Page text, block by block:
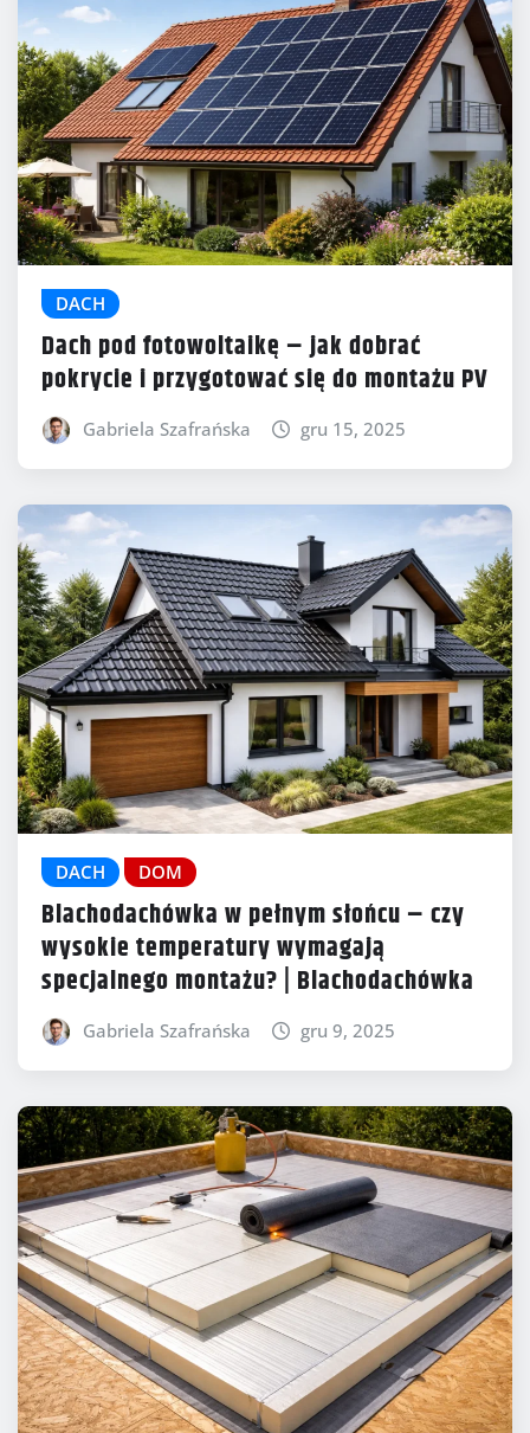
DACH
Dach pod fotowoltaikę – jak dobrać
pokrycie i przygotować się do montażu PV
Gabriela Szafrańska gru 15, 2025
DACH DOM
Blachodachówka w pełnym słońcu – czy
wysokie temperatury wymagają
specjalnego montażu? | Blachodachówka
Gabriela Szafrańska gru 9, 2025